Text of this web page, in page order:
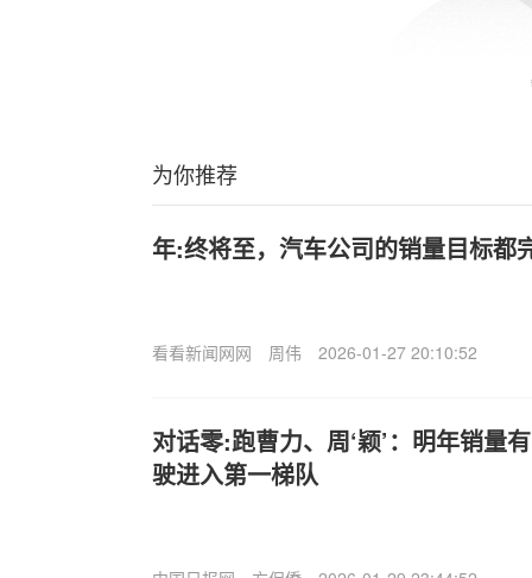
为你推荐
年:终将至，汽车公司的销量目标都
看看新闻网网 周伟 2026-01-27 20:10:52
对话零:跑曹力、周‘颖’：明年销量
驶进入第一梯队